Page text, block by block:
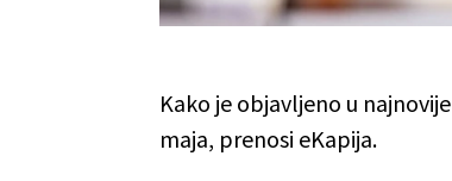
Kako je objavljeno u
maja, prenosi eKapija.